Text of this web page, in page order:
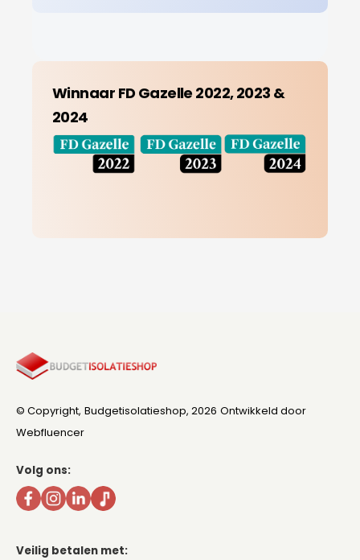
Winnaar FD Gazelle 2022, 2023 &
2024
© Copyright, Budgetisolatieshop, 2026 Ontwikkeld door
Webfluencer
Volg ons:
Veilig betalen met: